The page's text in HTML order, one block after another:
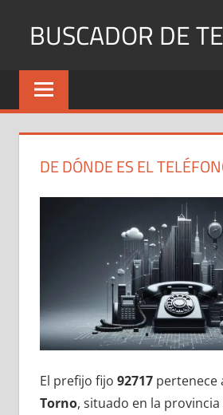
BUSCADOR DE
Identifica
Números
y
DE DÓNDE ES EL
El prefijo fijo 92717pertenece
Torno, situado en la provincia